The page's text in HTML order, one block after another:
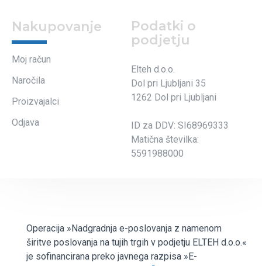
Nakupovanje
Moj račun
Naročila
Proizvajalci
Odjava
Podatki o
podjetju
Elteh d.o.o.
Dol pri Ljubljani 35
1262 Dol pri Ljubljani
ID za DDV: SI68969333
Matična številka:
5591988000
Operacija »Nadgradnja e-poslovanja z namenom
širitve poslovanja na tujih trgih v podjetju ELTEH d.o.o.«
je sofinancirana preko javnega razpisa »E-